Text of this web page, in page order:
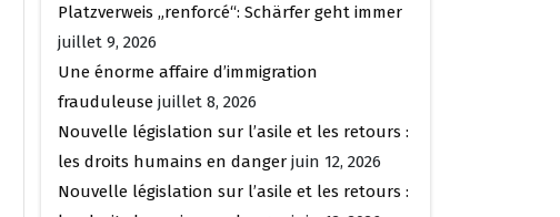
Platzverweis „renforcé“: Schärfer geht immer
juillet 9, 2026
Une énorme affaire d’immigration
frauduleuse juillet 8, 2026
Nouvelle législation sur l’asile et les retours :
les droits humains en danger juin 12, 2026
Nouvelle législation sur l’asile et les retours :